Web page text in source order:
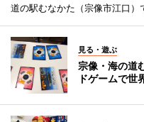
道の駅むなかた（宗像市江口）
見る・遊ぶ
宗像・海の道
ドゲームで世